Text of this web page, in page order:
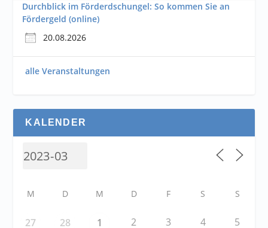
Durchblick im Förderdschungel: So kommen Sie an
Fördergeld (online)
20.08.2026
alle Veranstaltungen
KALENDER
M D M D F S S
27 28 1 2 3 4 5